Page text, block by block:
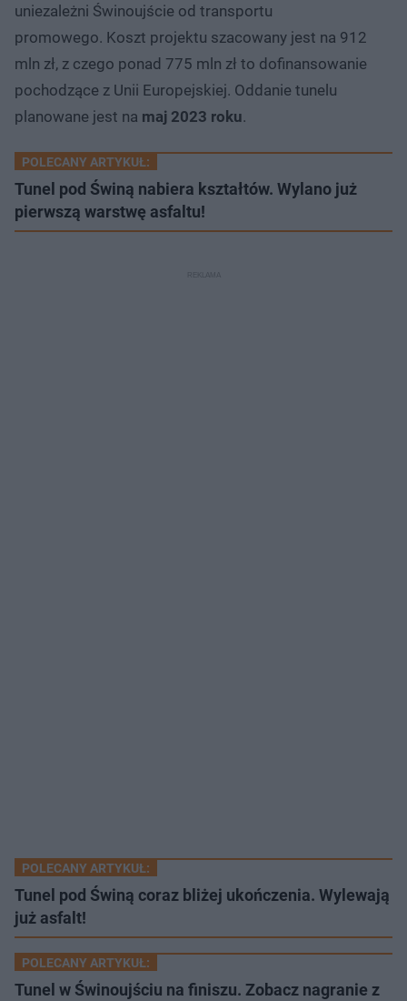
uniezależni Świnoujście od transportu
promowego. Koszt projektu szacowany jest na 912
mln zł, z czego ponad 775 mln zł to dofinansowanie
pochodzące z Unii Europejskiej. Oddanie tunelu
planowane jest na maj 2023 roku.
POLECANY ARTYKUŁ:
Tunel pod Świną nabiera kształtów. Wylano już
pierwszą warstwę asfaltu!
POLECANY ARTYKUŁ:
Tunel pod Świną coraz bliżej ukończenia. Wylewają
już asfalt!
POLECANY ARTYKUŁ:
Tunel w Świnoujściu na finiszu. Zobacz nagranie z